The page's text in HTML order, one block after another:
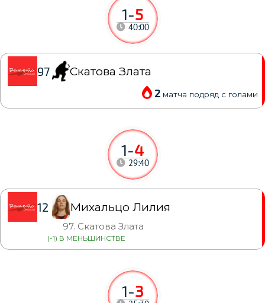
1-3
1-4
29:40
12 Михальцо Лилия
97. Скатова Злата
(-1) В МЕНЬШИНСТВЕ
1-5
40:00
97 Скатова Злата
2 матча подряд с голами